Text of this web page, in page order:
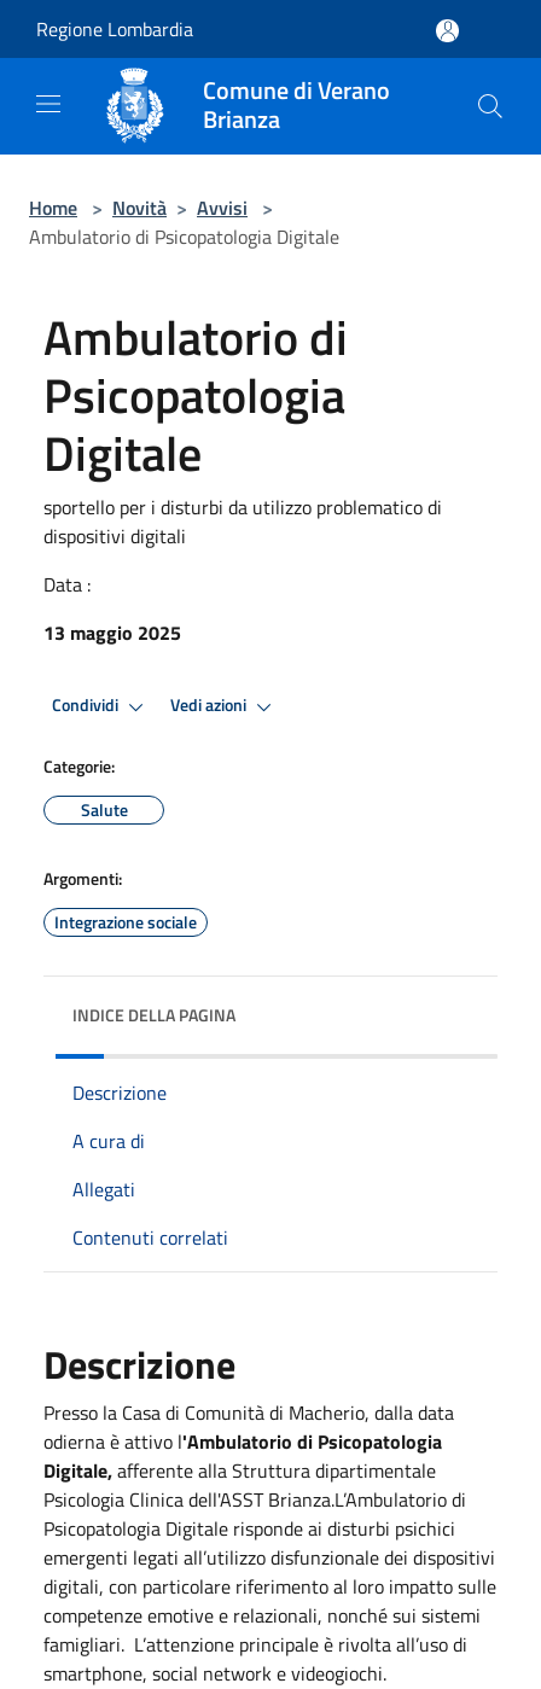
Regione Lombardia
Comune di Verano
Brianza
Home > Novità > Avvisi >
Ambulatorio di Psicopatologia Digitale
Ambulatorio di
Psicopatologia
Digitale
sportello per i disturbi da utilizzo problematico di
dispositivi digitali
Data :
13 maggio 2025
Condividi Vedi azioni
Categorie:
Salute
Argomenti:
Integrazione sociale
INDICE DELLA PAGINA
Descrizione
A cura di
Allegati
Contenuti correlati
Descrizione
Presso la Casa di Comunità di Macherio, dalla data
odierna è attivo l'Ambulatorio di Psicopatologia
Digitale,afferente alla Struttura dipartimentale
Psicologia Clinica dell'ASST Brianza.L’Ambulatorio di
Psicopatologia Digitale risponde ai disturbi psichici
emergenti legati all’utilizzo disfunzionale dei dispositivi
digitali, con particolare riferimento al loro impatto sulle
competenze emotive e relazionali, nonché sui sistemi
famigliari. L’attenzione principale è rivolta all’uso di
smartphone, social network e videogiochi.